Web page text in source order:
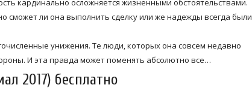
кардинально осложняется жизненными обстоятельствами.
сможет ли она выполнить сделку или же надежды всегда были
унижения. Те люди, которых она совсем недавно
И эта правда может поменять абсолютно все…
2017) бесплатно